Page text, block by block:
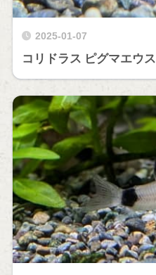
2025-01-07
コリドラス ピグマエウス